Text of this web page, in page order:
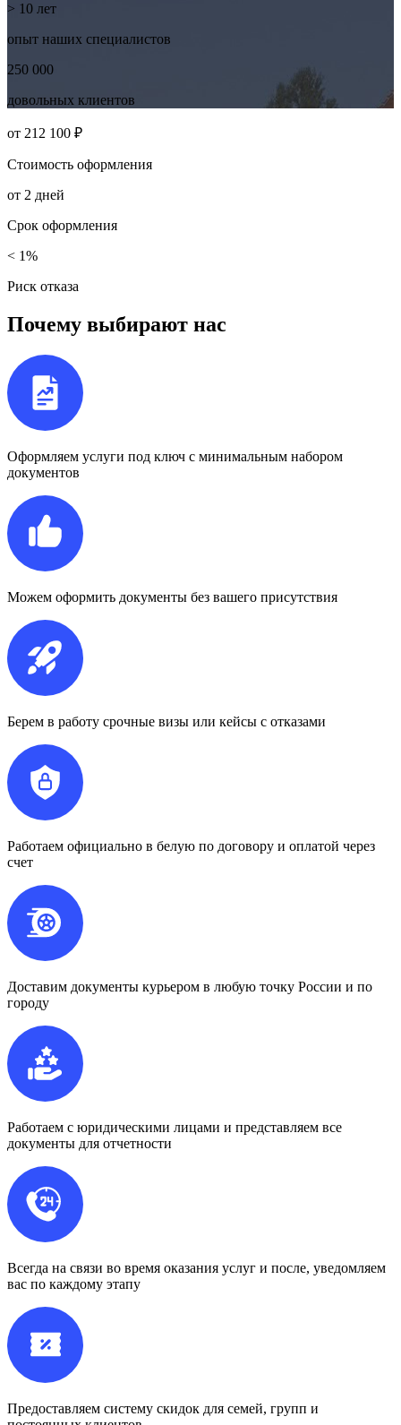
> 10 лет
опыт наших специалистов
250 000
довольных клиентов
от 212 100 ₽
Стоимость оформления
от 2 дней
Срок оформления
< 1%
Риск отказа
Почему выбирают нас
Оформляем услуги под ключ с минимальным набором
документов
Можем оформить документы без вашего присутствия
Берем в работу срочные визы или кейсы с отказами
Работаем официально в белую по договору и оплатой через
счет
Доставим документы курьером в любую точку России и по
городу
Работаем с юридическими лицами и представляем все
документы для отчетности
Всегда на связи во время оказания услуг и после, уведомляем
вас по каждому этапу
Предоставляем систему скидок для семей, групп и